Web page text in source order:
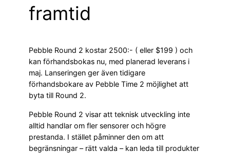
framtid
Pebble Round 2 kostar 2500:- ( eller $199 ) och
kan förhandsbokas nu, med planerad leverans i
maj. Lanseringen ger även tidigare
förhandsbokare av Pebble Time 2 möjlighet att
byta till Round 2.
Pebble Round 2 visar att teknisk utveckling inte
alltid handlar om fler sensorer och högre
prestanda. I stället påminner den om att
begränsningar – rätt valda – kan leda till produkter